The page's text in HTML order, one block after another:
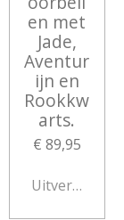
en met
Jade,
Aventur
ijn en
Rookkw
arts.
€ 89,95
Uitverkocht